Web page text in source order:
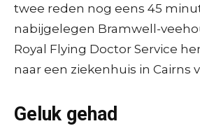
twee reden nog eens 45
nabijgelegen Bramwell-
Royal Flying Doctor Service
naar een ziekenhuis in Cairns
Geluk gehad